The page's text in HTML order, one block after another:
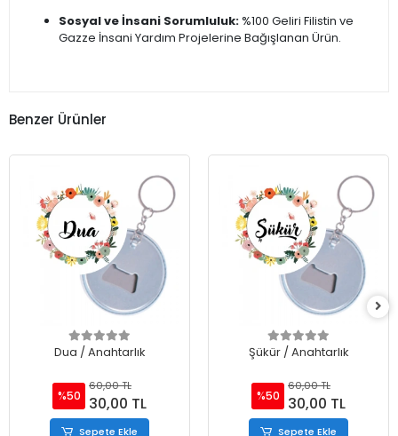
Sosyal ve İnsani Sorumluluk: %100 Geliri Filistin ve
Gazze İnsani Yardım Projelerine Bağışlanan Ürün.
Benzer Ürünler
Dua / Anahtarlık
%50
60,00 TL
30,00 TL
Sepete Ekle
Şükür / Anahtarlık
%50
60,00 TL
30,00 TL
Sepete Ekle